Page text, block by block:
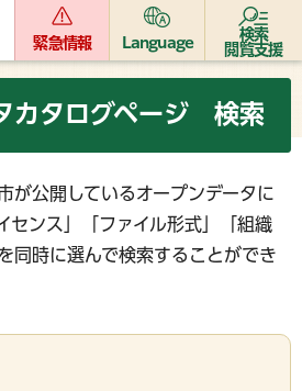
緊急情報 Language
検索
閲覧支援
カタログページ 検索
が公開しているオープンデータに
センス」「ファイル形式」「組織
同時に選んで検索することができ